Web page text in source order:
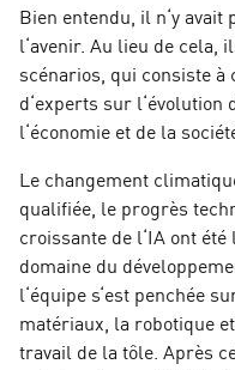
Bien entendu, il n‘y
l‘avenir. Au lieu de cela,
scénarios, qui consiste
d‘experts sur
l‘économie et de la
Le changement
qualifiée, le progrès
croissante de l‘IA ont
domaine du
l‘équipe s‘est penchée
matériaux, la robotique
travail de la tôle. Après